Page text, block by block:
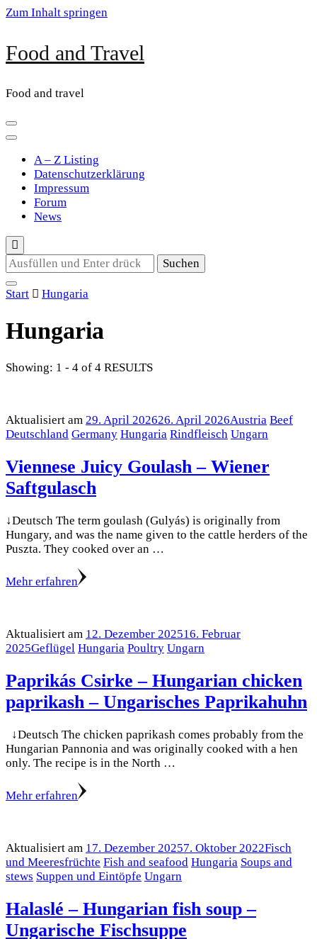
Zum Inhalt springen
Food and Travel
Food and travel
A – Z Listing
Datenschutzerklärung
Impressum
Forum
News
Suchst
du
nach
etwas?
Start Hungaria
Hungaria
Showing: 1 - 4 of 4 RESULTS
Aktualisiert am 29. April 202626. April 2026Austria Beef
Deutschland Germany Hungaria Rindfleisch Ungarn
Viennese Juicy Goulash – Wiener
Saftgulasch
↓Deutsch The term goulash (Gulyás) is originally from
Hungary, and was the name given to the cattle herders of the
Puszta. They cooked over an …
Mehr erfahren
Aktualisiert am 12. Dezember 202516. Februar
2025Geflügel Hungaria Poultry Ungarn
Paprikás Csirke – Hungarian chicken
paprikash – Ungarisches Paprikahuhn
↓Deutsch The chicken paprikash comes probably from the
Hungarian Pannonia and was originally cooked with a hen
only. The recipe is in the North …
Mehr erfahren
Aktualisiert am 17. Dezember 20257. Oktober 2022Fisch
und Meeresfrüchte Fish and seafood Hungaria Soups and
stews Suppen und Eintöpfe Ungarn
Halaslé – Hungarian fish soup –
Ungarische Fischsuppe